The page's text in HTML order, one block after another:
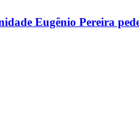
Eugênio Pereira